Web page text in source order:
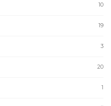
10
19
3
20
1